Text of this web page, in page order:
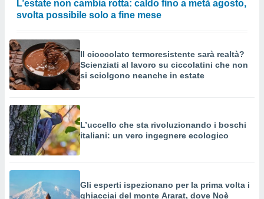
L’estate non cambia rotta: caldo fino a metà agosto,
svolta possibile solo a fine mese
Il cioccolato termoresistente sarà realtà?
Scienziati al lavoro su ciccolatini che non
si sciolgono neanche in estate
L’uccello che sta rivoluzionando i boschi
italiani: un vero ingegnere ecologico
Gli esperti ispezionano per la prima volta i
ghiacciai del monte Ararat, dove Noè